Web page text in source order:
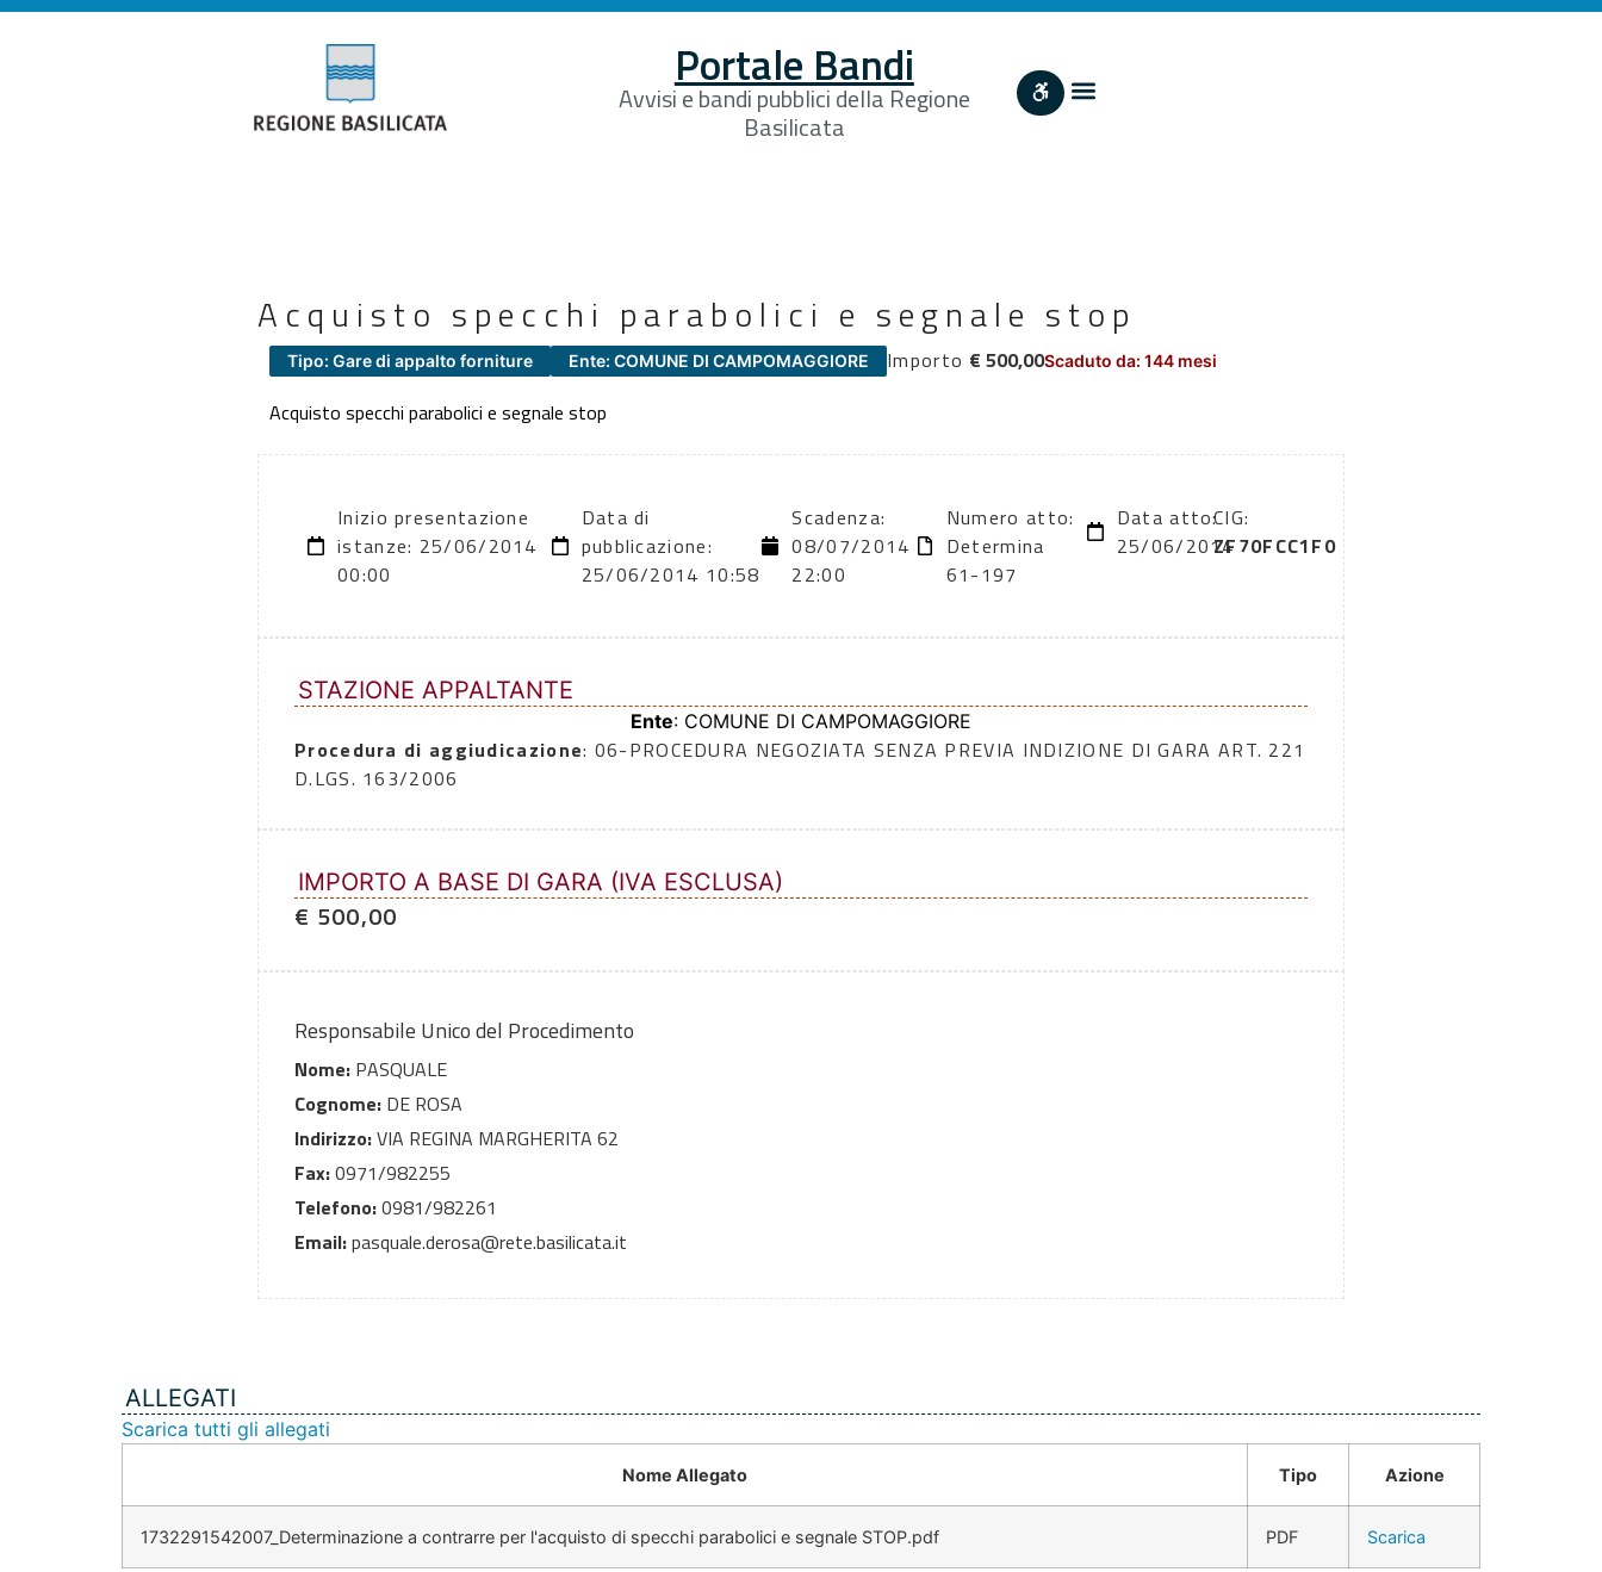
Portale Bandi
Avvisi e bandi pubblici della Regione
Basilicata
Acquisto specchi parabolici e segnale stop
Tipo: Gare di appalto forniture Ente: COMUNE DI CAMPOMAGGIORE Importo € 500,00Scaduto da: 144 mesi
Acquisto specchi parabolici e segnale stop
Inizio presentazione
istanze: 25/06/2014
00:00
Data di
pubblicazione:
25/06/2014 10:58
Scadenza:
08/07/2014
22:00
Numero atto:
Determina
61-197
Data atto:
25/06/2014
CIG:
ZF70FCC1F0
STAZIONE APPALTANTE
Ente: COMUNE DI CAMPOMAGGIORE
Procedura di aggiudicazione: 06-PROCEDURA NEGOZIATA SENZA PREVIA INDIZIONE DI GARA ART. 221
D.LGS. 163/2006
IMPORTO A BASE DI GARA (IVA ESCLUSA)
€ 500,00
Responsabile Unico del Procedimento
Nome: PASQUALE
Cognome: DE ROSA
Indirizzo:VIA REGINA MARGHERITA 62
Fax:0971/982255
Telefono:0981/982261
Email:pasquale.derosa@rete.basilicata.it
ALLEGATI
Scarica tutti gli allegati
Nome Allegato Tipo Azione
1732291542007_Determinazione a contrarre per l'acquisto di specchi parabolici e segnale STOP.pdf PDF Scarica